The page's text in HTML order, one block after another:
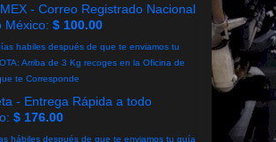
- Correo Registrado Nacional
México: $ 100.00
habiles después de que te enviamos tu
Arriba de 3 Kg recoges en la Oficina de
te Corresponde
- Entrega Rápida a todo
$ 176.00
hábiles después de que te enviamos tu guía